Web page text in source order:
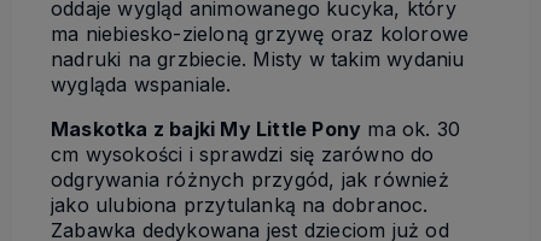
oddaje wygląd animowanego kucyka, który
ma niebiesko-zieloną grzywę oraz kolorowe
nadruki na grzbiecie. Misty w takim wydaniu
wygląda wspaniale.
Maskotka z bajki My Little Pony ma ok. 30
cm wysokości i sprawdzi się zarówno do
odgrywania różnych przygód, jak również
jako ulubiona przytulanką na dobranoc.
Zabawka dedykowana jest dzieciom już od